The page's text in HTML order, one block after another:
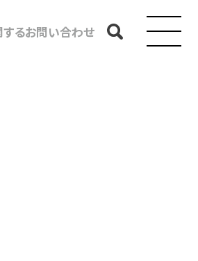
るお問い合わせ